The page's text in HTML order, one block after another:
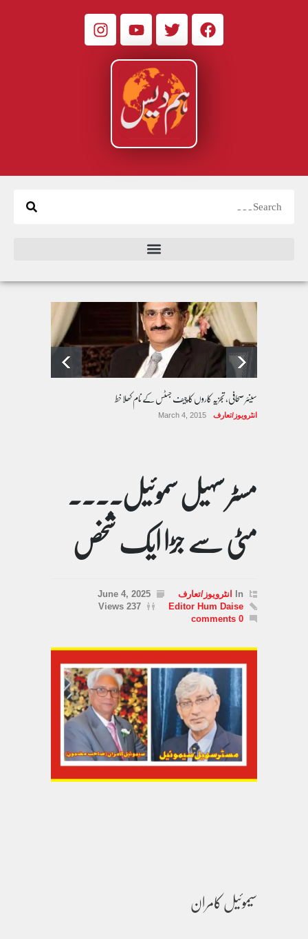
سینئر صحافی، تجزیہ کاروں کا چیف جسٹس کے نام کھلا خط
انٹرویوز/تعارف March 4, 2015
مسٹر سہیل سموئیل۔۔۔۔
مٹی سے جڑا ایک شخص
In انٹرویوز/تعارف
June 4, 2025
Editor Hum Daise
237 Views
0 comments
سیموئیل کامران